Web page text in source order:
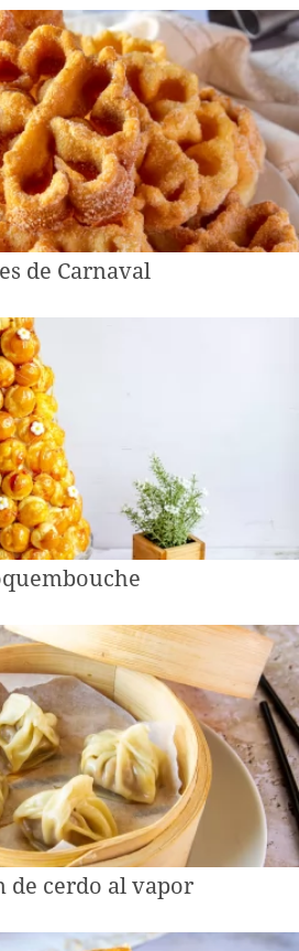
de Carnaval
de cerdo al vapor